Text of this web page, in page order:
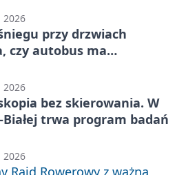
przy drzwiach
czy autobus ma
bez skierowania. W
Białej trwa program badań